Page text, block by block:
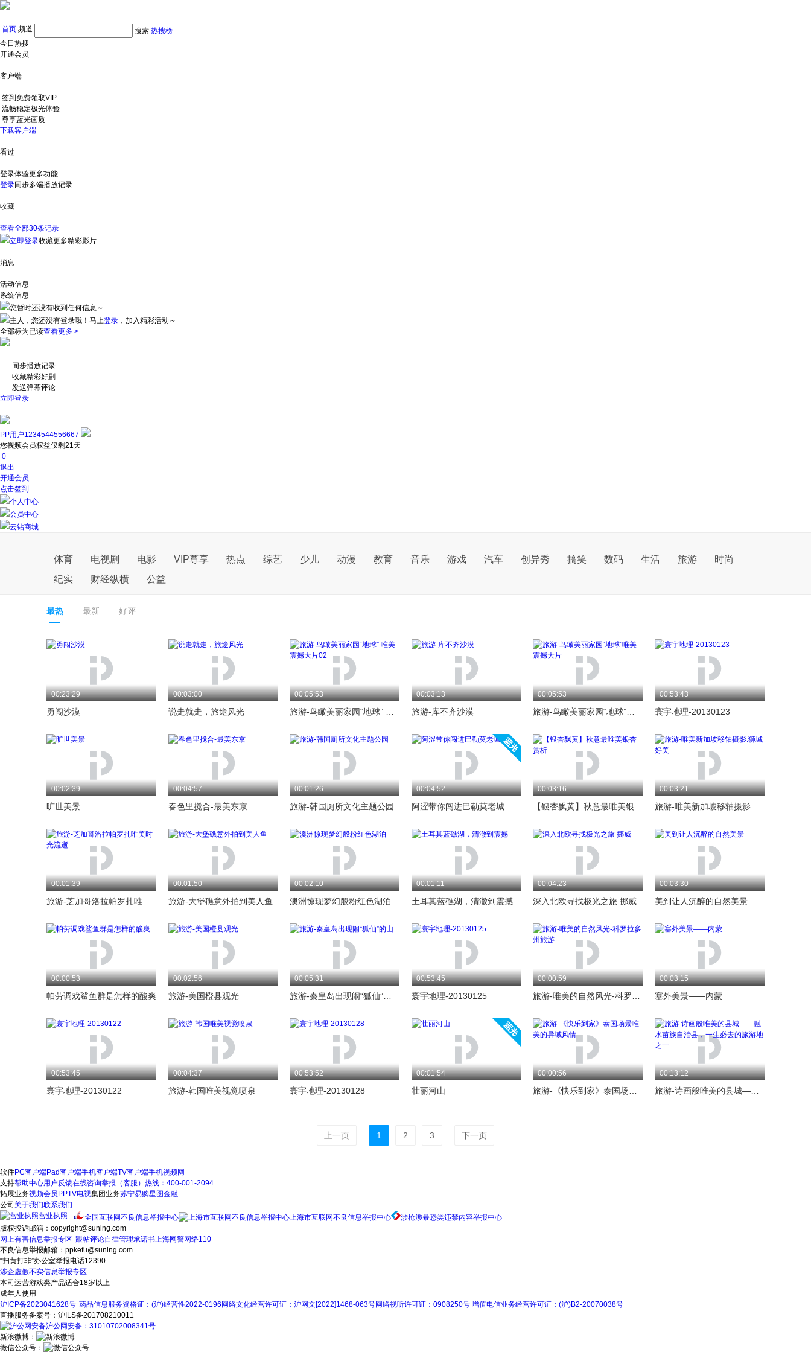
首页 频道 搜索 热搜榜
今日热搜
开通会员
客户端
签到免费领取VIP
流畅稳定极光体验
尊享蓝光画质
下载客户端
看过
登录体验更多功能
登录同步多端播放记录
收藏
查看全部30条记录
立即登录收藏更多精彩影片
消息
活动信息
系统信息
您暂时还没有收到任何信息～
主人，您还没有登录哦！ 马上登录 ，加入精彩活动～
全部标为已读查看更多 >
同步播放记录
收藏精彩好剧
发送弹幕评论
立即登录
PP用户1234544556667
您视频会员权益仅剩21天
0
退出
开通会员
点击签到
个人中心
会员中心
云钻商城
体育 电视剧 电影 VIP尊享 热点 综艺 少儿 动漫 教育 音乐 游戏 汽车 创异秀 搞笑 数码 生活 旅游
时尚
纪实
财经纵横 公益
最热 最新 好评
00:23:29
勇闯沙漠
00:03:00
说走就走，旅途风光
00:05:53 00:03:13
旅游-库不齐沙漠
00:05:53 00:53:43
寰宇地理-20130123
00:02:39
旷世美景
00:04:57
春色里搅合-最美东京
00:01:26
旅游-韩国厕所文化主题公园
00:04:52
阿涩带你闯进巴勒莫老城
00:03:16 00:03:21
00:01:39 00:01:50
旅游-大堡礁意外拍到美人鱼
00:02:10
澳洲惊现梦幻般粉红色湖泊
00:01:11
土耳其蓝礁湖，清澈到震撼
00:04:23
深入北欧寻找极光之旅 挪威
00:03:30
美到让人沉醉的自然美景
00:00:53
帕劳调戏鲨鱼群是怎样的酸爽
00:02:56
旅游-美国橙县观光
00:05:31 00:53:45
寰宇地理-20130125
00:00:59 00:03:15
塞外美景——内蒙
00:53:45
寰宇地理-20130122
00:04:37
旅游-韩国唯美视觉喷泉
00:53:52
寰宇地理-20130128
00:01:54
壮丽河山
00:00:56 00:13:12
旅游-诗画般唯美的县城——融水苗族自治县，一生必去的旅游地之一
上一页 1 2 3 下一页
软件PC客户端Pad客户端手机客户端TV客户端手机视频网
支持帮助中心用户反馈在线咨询举报（客服）热线：400-001-2094
拓展业务视频会员 PPTV电视集团业务苏宁易购星图金融
公司 关于我们联系我们
全国互联网不良信息举报中心
上海市互联网不良信息举报中心 涉枪涉暴恐类违禁内容举报中心
营业执照
版权投诉邮箱：copyright@suning.com
跟帖评论自律管理承诺书
网上有害信息举报专区
上海网警网络110
不良信息举报邮箱：ppkefu@suning.com
“扫黄打非”办公室举报电话12390
涉企虚假不实信息举报专区
本司运营游戏类产品适合18岁以上
成年人使用
药品信息服务资格证：(沪)经营性2022-0196 网络文化经营许可证：沪网文[2022]1468-063号
沪ICP备2023041628号 网络视听许可证：0908250号 增值电信业务经营许可证：(沪)B2-20070038号
直播服务备案号：沪ILS备201708210011
沪公网安备：31010702008341号
新浪微博：
微信公众号：